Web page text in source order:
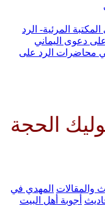
الرد
على
الحسن
في
البيت